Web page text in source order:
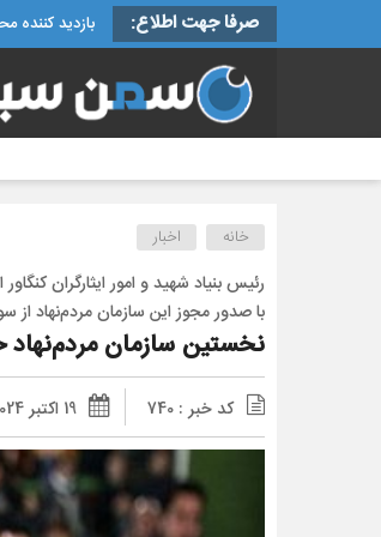
صرفا جهت اطلاع: بازدید کننده
خانه اخبار
رئیس بنیاد شهید و امور ایثارگران
با صدور مجوز این سازمان مردم‌نهاد
نخستین سازمان مردم‌نهاد
کد خبر : 740 19 اکتبر 2024 - 22:30